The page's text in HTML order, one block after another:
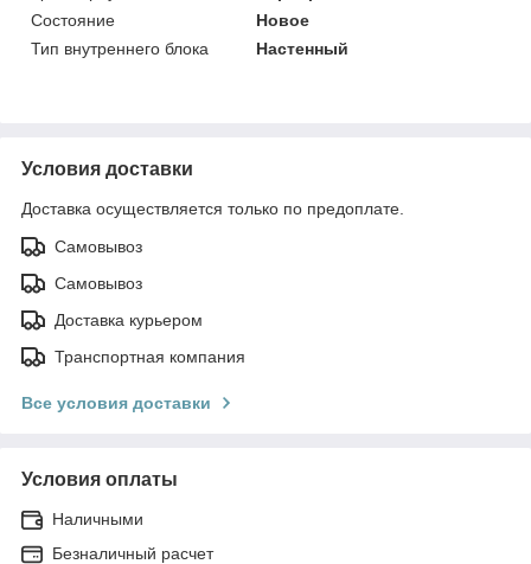
Состояние
Новое
Тип внутреннего блока
Настенный
Условия доставки
Доставка осуществляется только по предоплате.
Самовывоз
Самовывоз
Доставка курьером
Транспортная компания
Все условия доставки
Условия оплаты
Наличными
Безналичный расчет